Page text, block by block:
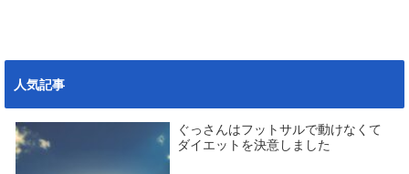
人気記事
ぐっさんはフットサルで動けなくて
ダイエットを決意しました